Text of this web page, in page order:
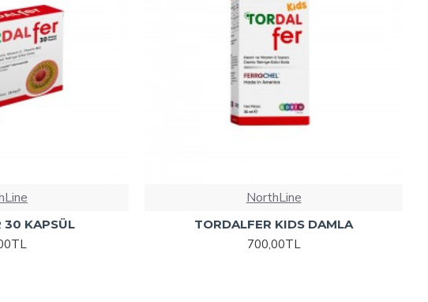
30 KAPSÜL
NorthLine
TORDALFER KIDS DAMLA
700,00TL